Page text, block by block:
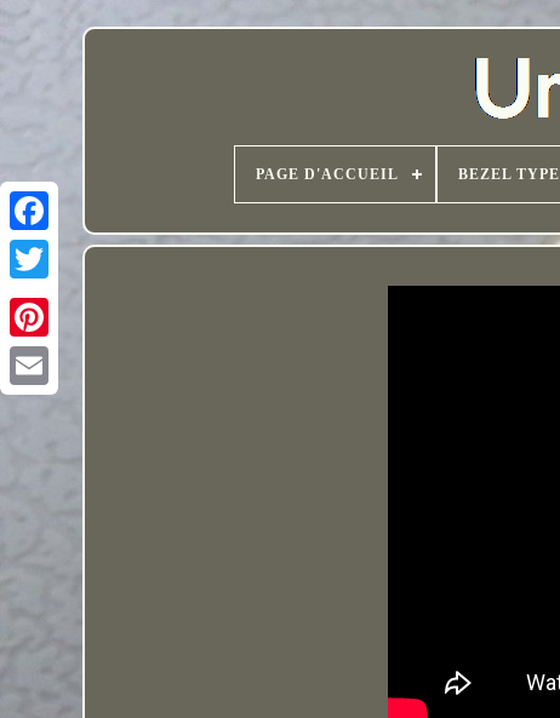
PAGE D'ACCUEIL BEZEL TYPE